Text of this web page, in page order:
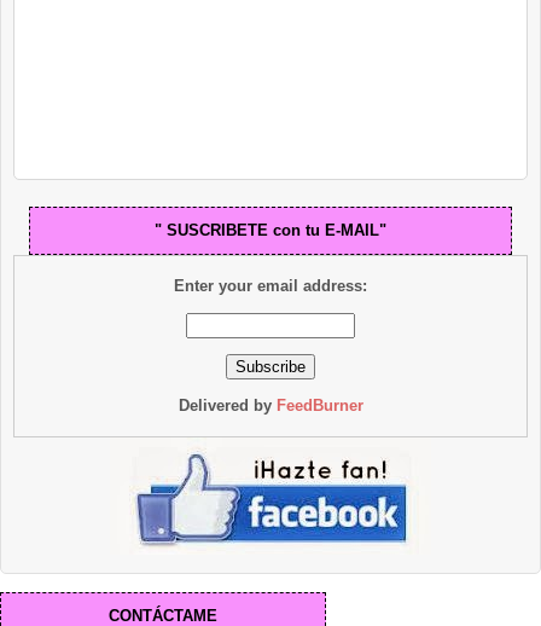
" SUSCRIBETE con tu E-MAIL"
Enter your email address:
Delivered by FeedBurner
CONTÁCTAME